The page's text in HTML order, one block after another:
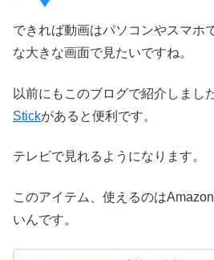
できれば動画はパソコンやスマホ
な大きな画面で見たいですね。
以前にもこのブログで紹介しまし
Stickがあると便利です。
テレビで見れるようになります。
このアイテム、使えるのは
いんです。